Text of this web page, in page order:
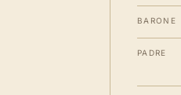
BARONE
PADRE